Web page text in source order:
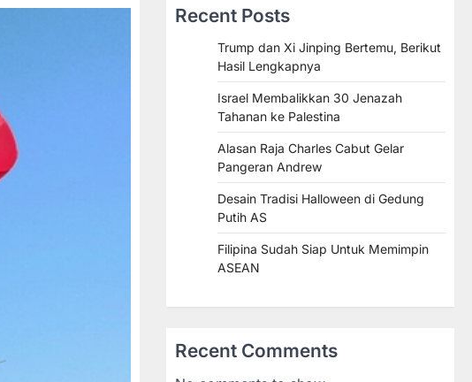
Recent Posts
Trump dan Xi Jinping Bertemu, Berikut
Hasil Lengkapnya
Israel Membalikkan 30 Jenazah
Tahanan ke Palestina
Alasan Raja Charles Cabut Gelar
Pangeran Andrew
Desain Tradisi Halloween di Gedung
Putih AS
Filipina Sudah Siap Untuk Memimpin
ASEAN
Recent Comments